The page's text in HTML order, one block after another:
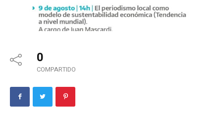
0
COMPARTIDO